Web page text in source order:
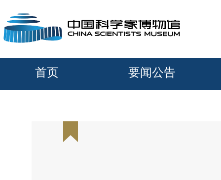
首页 要闻公告